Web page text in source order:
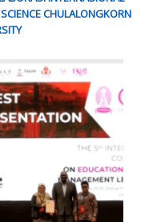
CHULALONGKORN